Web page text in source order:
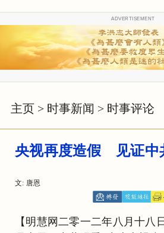
ADVERTISEMENT
主页 > 时事新闻 > 时事评论
央视再度造假 见证中
文: 唐恩
【明慧网二零一二年八月十八